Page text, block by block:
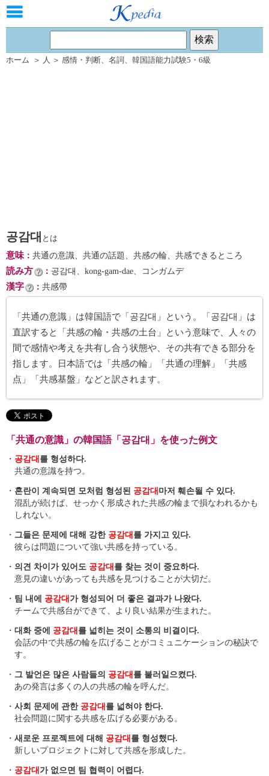
ホーム ＞ 人 ＞ 感情・判断、 名詞 、 韓国語能力試験5・6級
공감대 とは
意味： 共通の意識、共通の話題、共感の輪、共感できるところ
読み方 ： 공감대、kong-gam-dae、コンガムデ
漢字 ： 共感帶
「共通の意識」は韓国語で「공감대」という。「공감대」は
直訳すると「共感の輪・共感の土台」という意味で、人々の
間で感情や考えを共有し合う状態や、その共有できる部分を
指します。日本語では「共感の輪」「共通の理解」「共感
点」「共感基盤」などと訳されます。
「共通の意識」の韓国語「공감대」を使った例文
・ 공감대 를 형성하다.
共通の意識を持つ。
・ 혼란이 계속되면 모처럼 형성된 공감대 마저 훼손될 수 있다.
混乱が続けば、せっかく形成された共感の輪まで損なわれるかも
しれない。
・ 그들은 문제에 대해 강한 공감대 를 가지고 있다.
彼らは問題について強い共感を持っている。
・ 의견 차이가 있어도 공감대 를 찾는 것이 중요하다.
意見の違いがあっても共感を見つけることが大切だ。
・ 팀 내에 공감대 가 형성되어 더 좋은 결과가 나왔다.
チームで共感台ができて、より良い結果が生まれた。
・ 대화 중에 공감대 를 넓히는 것이 소통의 비결이다.
会話の中で共感の輪を広げることがコミュニケーションの秘訣で
す。
・ 그 발언은 많은 사람들의 공감대 를 불러일으켰다.
あの発言は多くの人の共感の輪を呼んだ。
・ 사회 문제에 관한 공감대 를 넓혀야 한다.
社会問題に関する共感を広げる必要がある。
・ 새로운 프로젝트에 대해 공감대 를 형성했다.
新しいプロジェクトに対して共感を形成した。
・ 공감대 가 없으면 팀 협력이 어렵다.